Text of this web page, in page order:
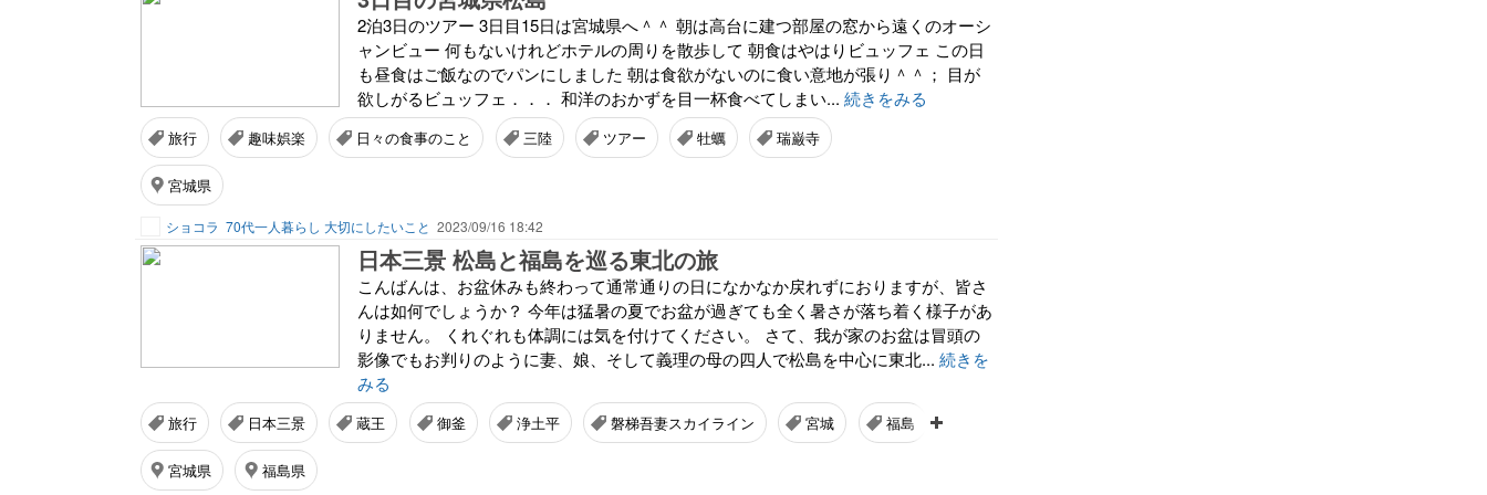
2泊3日のツアー 3日目15日は宮城県へ＾＾ 朝は高台に建つ部屋の窓から遠くのオーシ
ャンビュー 何もないけれどホテルの周りを散歩して 朝食はやはりビュッフェ この日
も昼食はご飯なのでパンにしました 朝は食欲がないのに食い意地が張り＾＾； 目が
欲しがるビュッフェ．．． 和洋のおかずを目一杯食べてしまい... 続きをみる
旅行 趣味娯楽 日々の食事のこと 三陸 ツアー 牡蠣 瑞巌寺
宮城県
ショコラ 70代一人暮らし 大切にしたいこと 2023/09/16 18:42
日本三景 松島と福島を巡る東北の旅
こんばんは、お盆休みも終わって通常通りの日になかなか戻れずにおりますが、皆さ
んは如何でしょうか？ 今年は猛暑の夏でお盆が過ぎても全く暑さが落ち着く様子があ
りません。 くれぐれも体調には気を付けてください。 さて、我が家のお盆は冒頭の
影像でもお判りのように妻、娘、そして義理の母の四人で松島を中心に東北... 続きを
みる
旅行 日本三景 蔵王 御釜 浄土平 磐梯吾妻スカイライン 宮城 福島
宮城県 福島県